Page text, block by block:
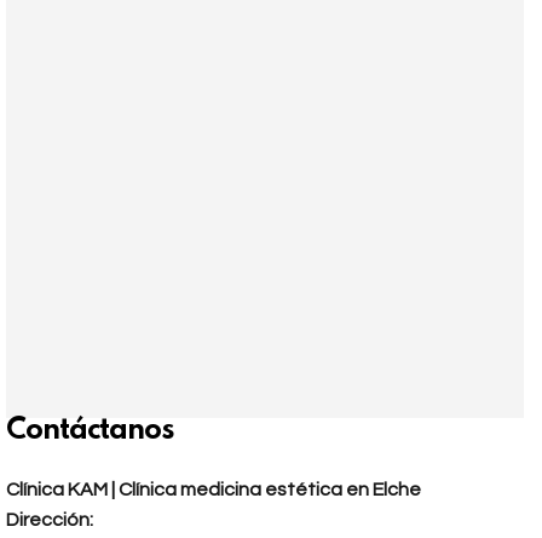
Contáctanos
Clínica KAM | Clínica medicina estética en Elche
Dirección: